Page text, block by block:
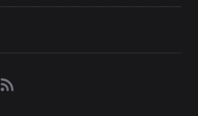
RSS